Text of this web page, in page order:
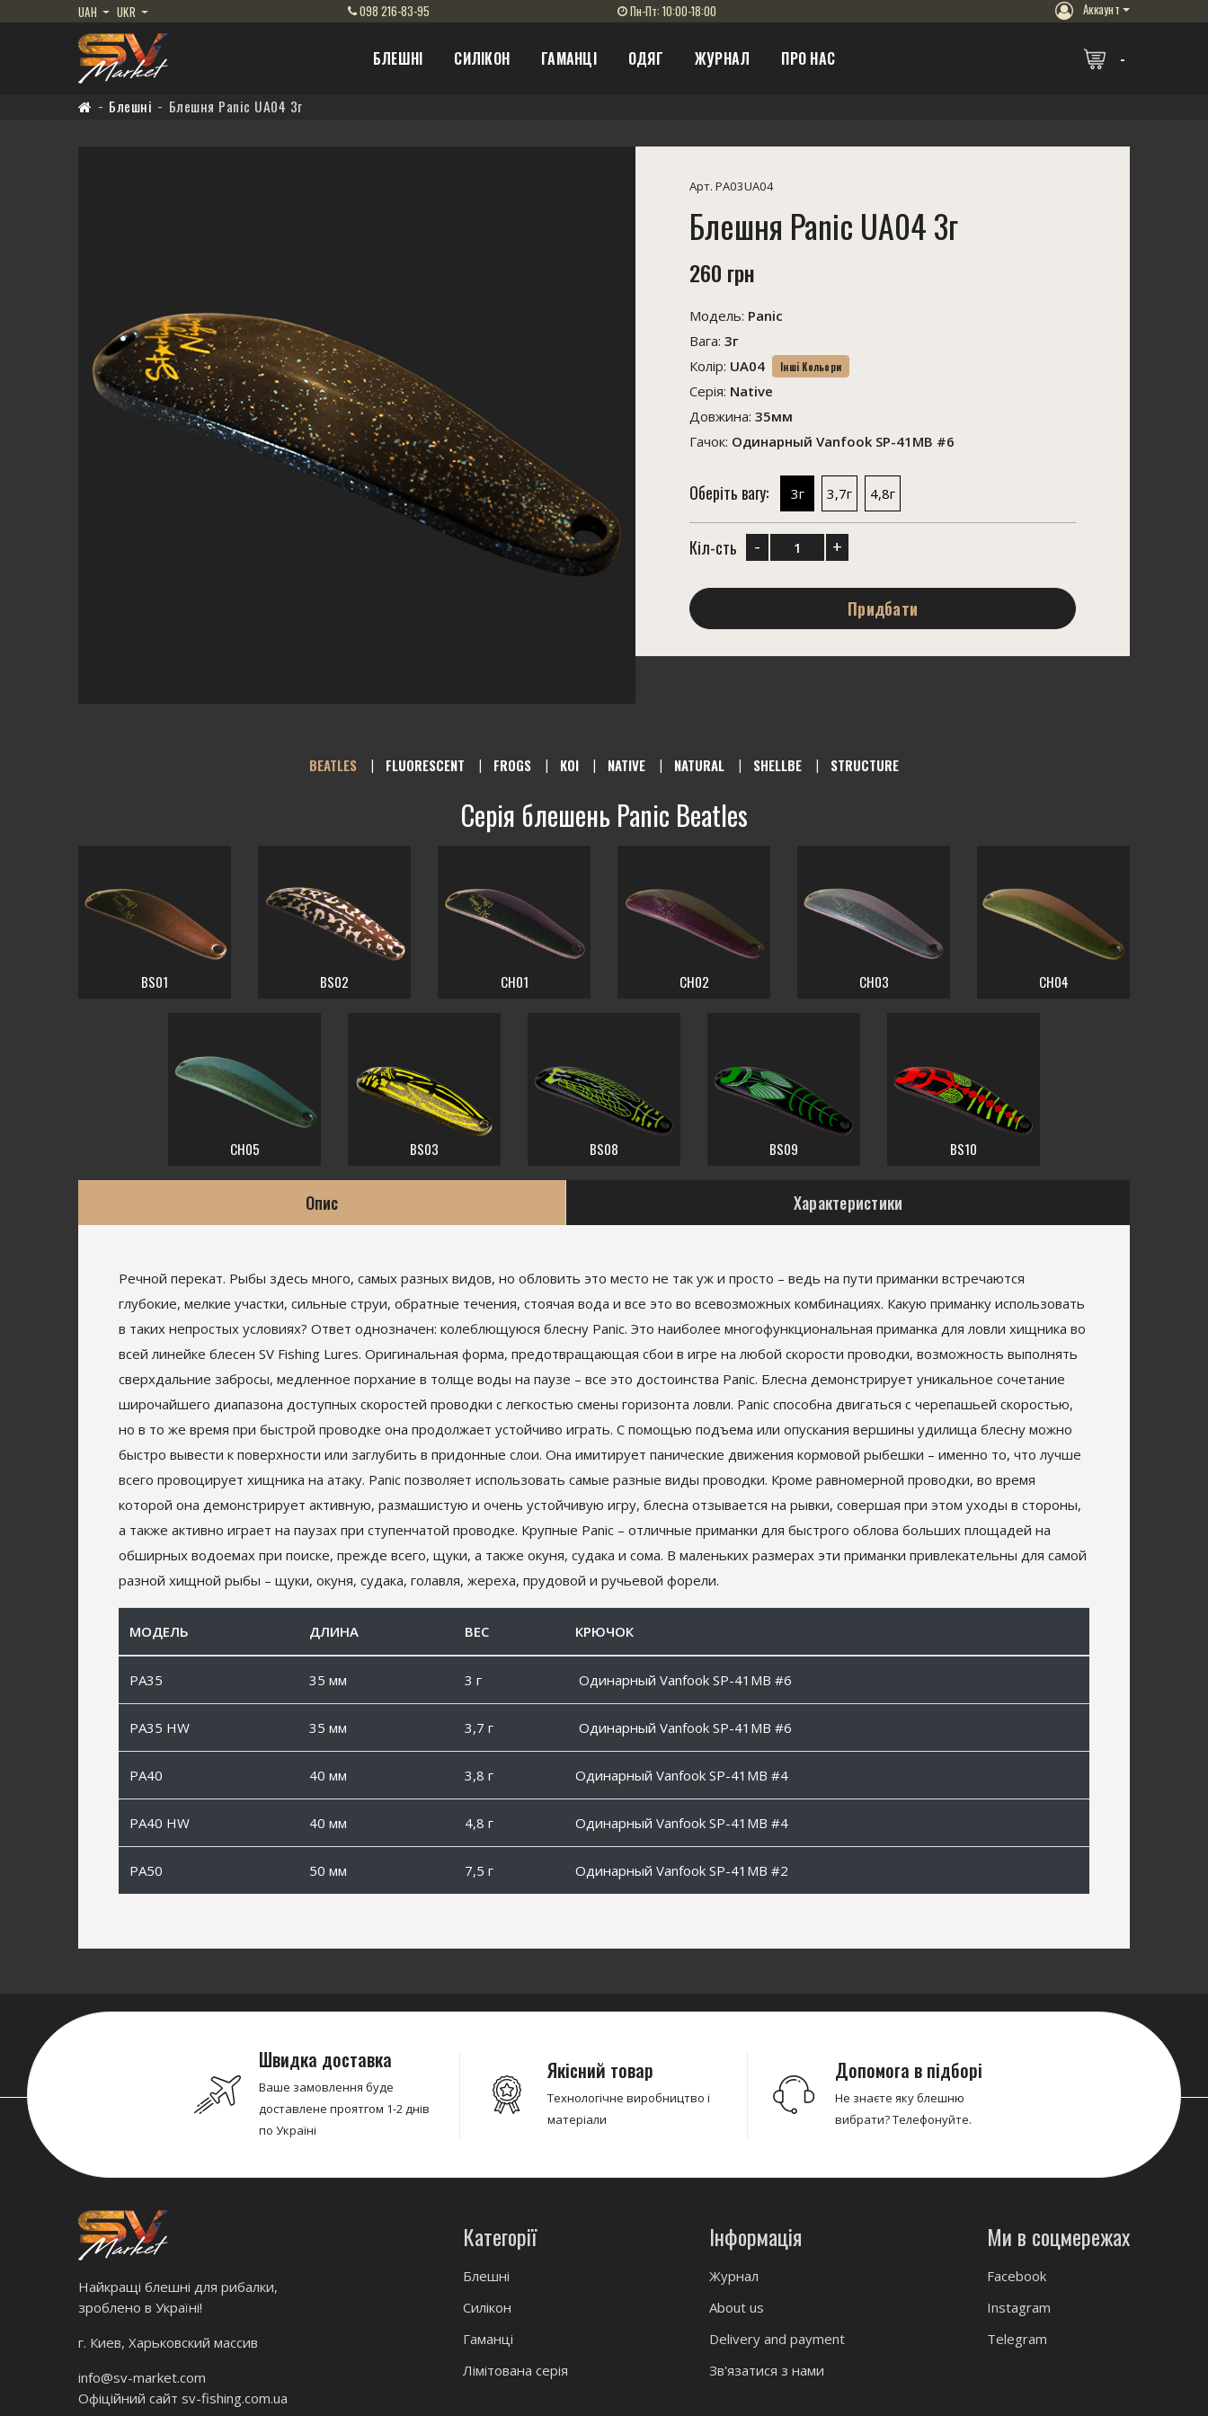
UAH UKR 098 216-83-95 Пн-Пт: 10:00-18:00 Аккаунт
БЛЕШНІ СИЛІКОН ГАМАНЦІ ОДЯГ ЖУРНАЛ ПРО НАС
Блешні Блешня Panic UA04 3г
Арт. PA03UA04
Блешня Panic UA04 3г
260 грн
Модель: Panic
Вага: 3г
Колір: UA04 Інші Кольори
Серія: Native
Довжина: 35мм
Гачок: Одинарный Vanfook SP-41MB #6
Оберіть вагу: 3г 3,7г 4,8г
Кіл-сть - +
Придбати
BEATLES FLUORESCENT FROGS KOI NATIVE NATURAL SHELLBE STRUCTURE
Серія блешень Panic Beatles
BS01 BS02 CH01 CH02 CH03 CH04
CH05 BS03 BS08 BS09 BS10
Опис Характеристики
Речной перекат. Рыбы здесь много, самых разных видов, но обловить это место не так уж и просто – ведь на пути приманки встречаются
глубокие, мелкие участки, сильные струи, обратные течения, стоячая вода и все это во всевозможных комбинациях. Какую приманку использовать
в таких непростых условиях? Ответ однозначен: колеблющуюся блесну Panic. Это наиболее многофункциональная приманка для ловли хищника во
всей линейке блесен SV Fishing Lures. Оригинальная форма, предотвращающая сбои в игре на любой скорости проводки, возможность выполнять
сверхдальние забросы, медленное порхание в толще воды на паузе – все это достоинства Panic. Блесна демонстрирует уникальное сочетание
широчайшего диапазона доступных скоростей проводки с легкостью смены горизонта ловли. Panic способна двигаться с черепашьей скоростью,
но в то же время при быстрой проводке она продолжает устойчиво играть. С помощью подъема или опускания вершины удилища блесну можно
быстро вывести к поверхности или заглубить в придонные слои. Она имитирует панические движения кормовой рыбешки – именно то, что лучше
всего провоцирует хищника на атаку. Panic позволяет использовать самые разные виды проводки. Кроме равномерной проводки, во время
которой она демонстрирует активную, размашистую и очень устойчивую игру, блесна отзывается на рывки, совершая при этом уходы в стороны,
а также активно играет на паузах при ступенчатой проводке. Крупные Panic – отличные приманки для быстрого облова больших площадей на
обширных водоемах при поиске, прежде всего, щуки, а также окуня, судака и сома. В маленьких размерах эти приманки привлекательны для самой
разной хищной рыбы – щуки, окуня, судака, голавля, жереха, прудовой и ручьевой форели.
МОДЕЛЬ ДЛИНА ВЕС КРЮЧОК
PA35 35 мм 3 г Одинарный Vanfook SP-41MB #6
PA35 HW 35 мм 3,7 г Одинарный Vanfook SP-41MB #6
PA40 40 мм 3,8 г Одинарный Vanfook SP-41MB #4
PA40 HW 40 мм 4,8 г Одинарный Vanfook SP-41MB #4
PA50 50 мм 7,5 г Одинарный Vanfook SP-41MB #2
Швидка доставка
Ваше замовлення буде
доставлене проятгом 1-2 днів
по Україні
Якісний товар
Технологічне виробництво і
матеріали
Допомога в підборі
Не знаєте яку блешню
вибрати? Телефонуйте.
Найкращі блешні для рибалки,
зроблено в Україні!
г. Киев, Харьковский массив
info@sv-market.com
Офіційний сайт sv-fishing.com.ua
Категорії
Блешні
Силікон
Гаманці
Лімітована серія
Інформація
Журнал
About us
Delivery and payment
Зв'язатися з нами
Ми в соцмережах
Facebook
Instagram
Telegram